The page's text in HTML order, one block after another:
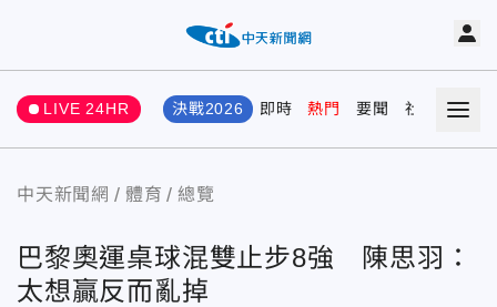
LIVE 24HR 決戰2026 即時 熱門 要聞 社會 娛樂
中天新聞網 體育 總覽
巴黎奧運桌球混雙止步8強 陳思羽：
太想贏反而亂掉